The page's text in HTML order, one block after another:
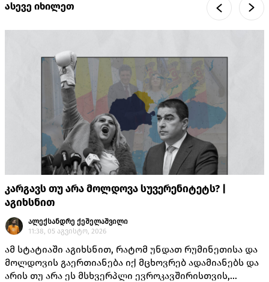
ასევე იხილეთ
კარგავს თუ არა მოლდოვა სუვერენიტეტს? |
აგიხსნით
ალექსანდრე ქეშელაშვილი
11:38, 05 აგვისტო, 2026
ამ სტატიაში აგიხსნით, რატომ უნდათ რუმინეთისა და
მოლდოვის გაერთიანება იქ მცხოვრებ ადამიანებს და
არის თუ არა ეს მსხვერპლი ევროკავშირისთვის,